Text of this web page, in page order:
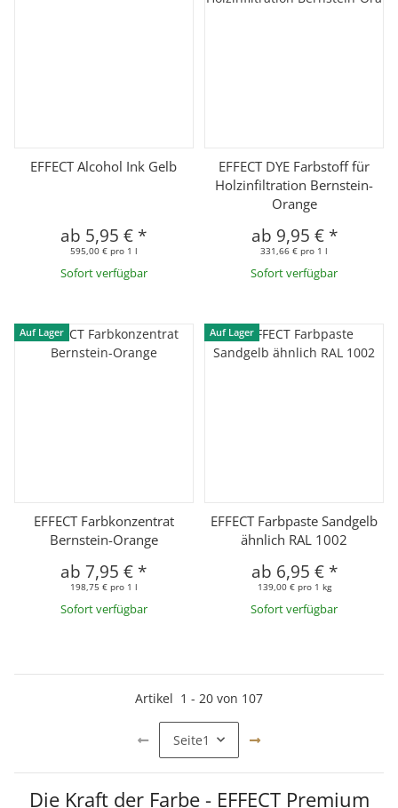
EFFECT Alcohol Ink Gelb
ab 5,95 € *
595,00 € pro 1 l
Sofort verfügbar
EFFECT DYE Farbstoff für
Holzinfiltration Bernstein-
Orange
ab 9,95 € *
331,66 € pro 1 l
Sofort verfügbar
Auf Lager
EFFECT Farbkonzentrat
Bernstein-Orange
ab7,95 € *
198,75 € pro 1 l
Sofort verfügbar
Auf Lager
EFFECT Farbpaste Sandgelb
ähnlich RAL 1002
ab 6,95 € *
139,00 € pro 1 kg
Sofort verfügbar
Artikel 1 - 20 von 107
Seite1
Die Kraft der Farbe - EFFECT Premium
PERLGLANZ